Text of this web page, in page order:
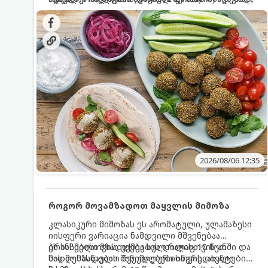
სალათებთან ერთად ან ტახინის (სესამის)
სოუსთან მირთმევისთვის.
იდეალურად შეინარჩუნოს და არ დაიშალოს.
დრო: 10–15 წუთი ულუფა: 20–24 ცალი ბურთულა
(4–6 პორცია)
2026/08/06 12:35
როგორ მოვამზადოთ მაყვლის მიმოზა
კლასიკური მიმოზას ეს არომატული, ულამაზესი
იისფერი ვარიაცია ნამდვილი მშვენებაა
ბრანჩებისთვის, უქმეების დილისთვის ან
სადღესასწაულო წვეულებებისთვის. ახალი
ეს სასმელი მზადდება სულ რაღაც 10 წუთში და
მის მომზადებას მინიმალური ინგრედიენტები